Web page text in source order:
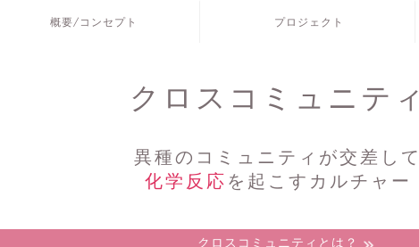
概要/コンセプト プロジェクト
クロスコミュニティ
異種のコミュニティが交差して
化学反応 を起こすカルチャー
クロスコミュニティとは？